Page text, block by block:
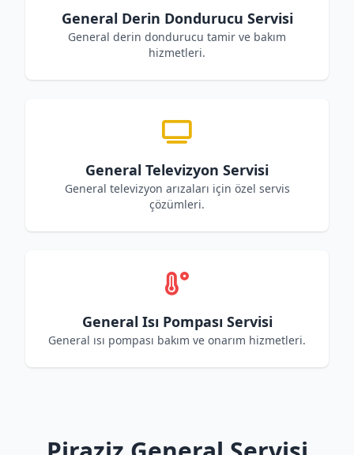
General Derin Dondurucu Servisi
General derin dondurucu tamir ve bakım
hizmetleri.
General Televizyon Servisi
General televizyon arızaları için özel servis
çözümleri.
General Isı Pompası Servisi
General ısı pompası bakım ve onarım hizmetleri.